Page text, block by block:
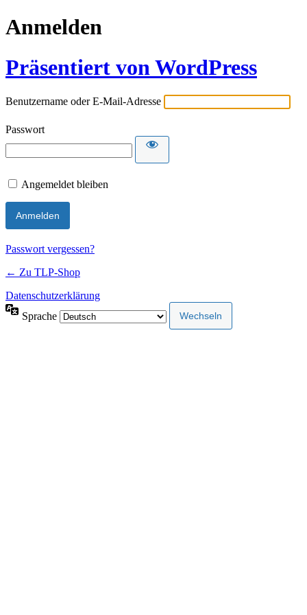
Anmelden
Präsentiert von WordPress
Benutzername oder E-Mail-Adresse
Passwort
Angemeldet bleiben
Passwort vergessen?
← Zu TLP-Shop
Datenschutzerklärung
Sprache